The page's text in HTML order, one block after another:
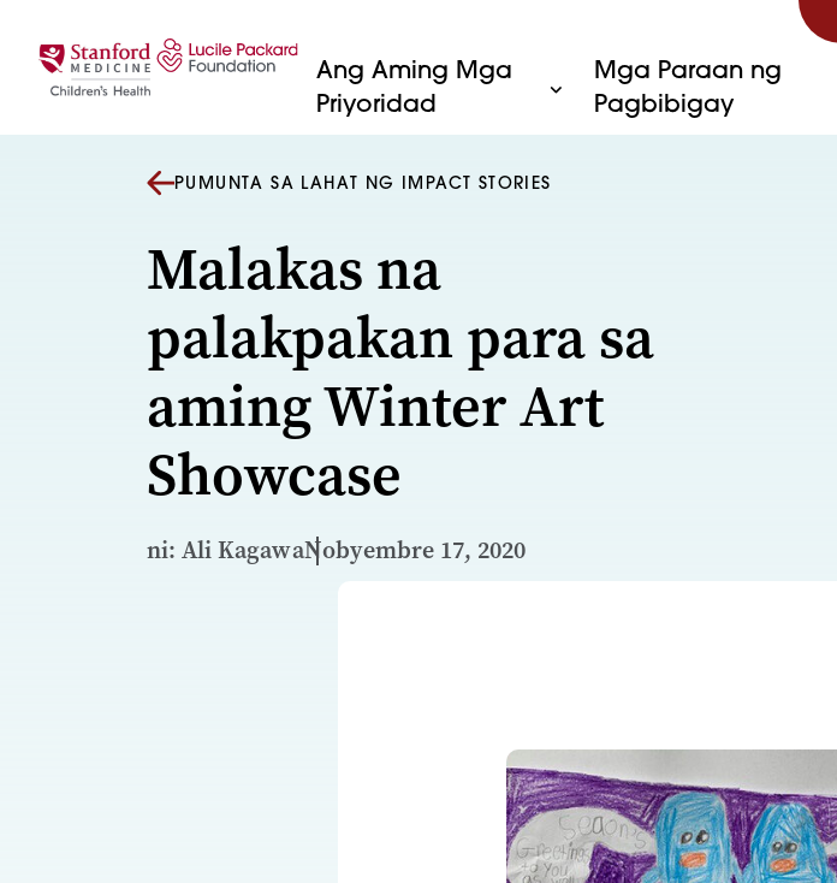
Ang Aming Mga
Priyoridad
Mga Paraan ng
Pagbibigay
PUMUNTA SA LAHAT NG IMPACT STORIES
Malakas na
palakpakan para sa
aming Winter Art
Showcase
ni: Ali KagawaNobyembre 17, 2020